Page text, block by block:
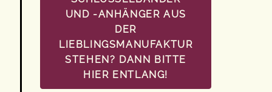
UND -ANHÄNGER AUS
DER
LIEBLINGSMANUFAKTUR
STEHEN? DANN BITTE
HIER ENTLANG!